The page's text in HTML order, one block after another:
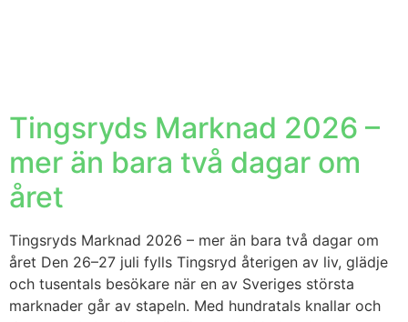
Tingsryds Marknad 2026 –
mer än bara två dagar om
året
Tingsryds Marknad 2026 – mer än bara två dagar om
året Den 26–27 juli fylls Tingsryd återigen av liv, glädje
och tusentals besökare när en av Sveriges största
marknader går av stapeln. Med hundratals knallar och